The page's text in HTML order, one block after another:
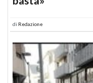
di Redazione